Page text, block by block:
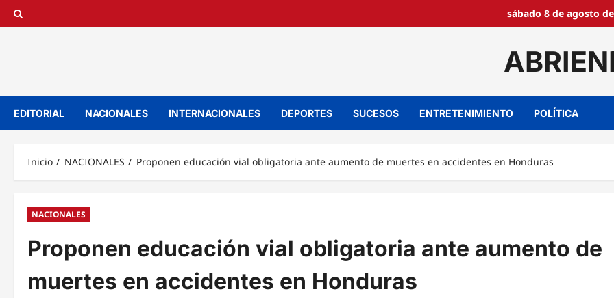
Saltar
sábado 8 de agosto
EDITORIAL NACIONALES INTERNACIONALES DEPORTES SUCESOS ENTRETENIMIENTO POLÍTICA
Inicio NACIONALES Proponen educación vial obligatoria ante aumento de muertes en accidentes en Honduras
NACIONALES
Proponen educación vial obligatoria ante aumento de
muertes en accidentes en Honduras